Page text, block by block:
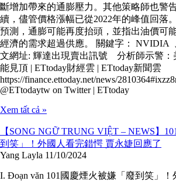
斷增加帶來的通膨壓力。其他策略師也警
續，儘管價格漲幅已從2022年的峰值回落
預測，通膨可能再度抬頭，並指出油價可
經濟的需求超過供應。 關鍵字： NVIDIA
文網址: 輝達出現賣出訊號 分析師示警：
能見頂 | ETtoday財經雲 | ETtoday新聞雲
https://finance.ettoday.net/news/
@ETtodaytw on Twitter | ETtoday
Xem tất cả »
【SONG NGỮ TRUNG VIỆT – NEWS】
到笑」！外國人看完錯愕 賈永婕回應了
Yang Layla 11/10/2024
I. Đoạn văn 101國慶煙火被嫌「廢到笑」